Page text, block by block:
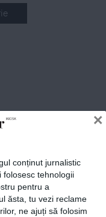
×
conținut jurnalistic
folosesc tehnologii
pentru a
ăsta, tu vezi reclame
ne ajuți să folosim